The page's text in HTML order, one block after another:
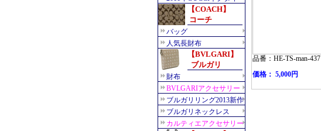
品番：HE-TS-man-437
価格： 5,000円